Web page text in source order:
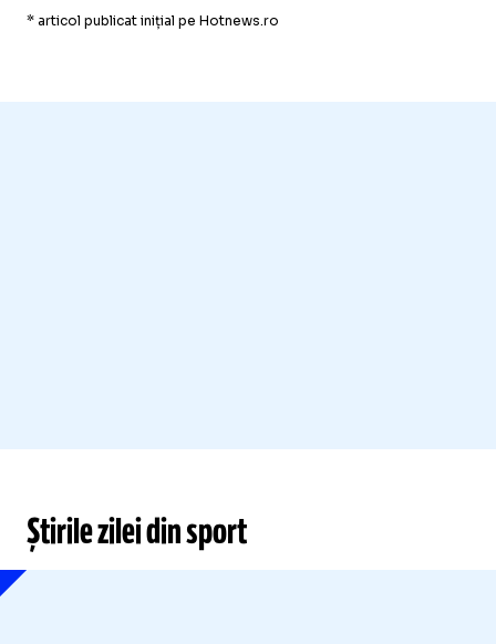
* articol publicat inițial pe Hotnews.ro
Știrile zilei din sport